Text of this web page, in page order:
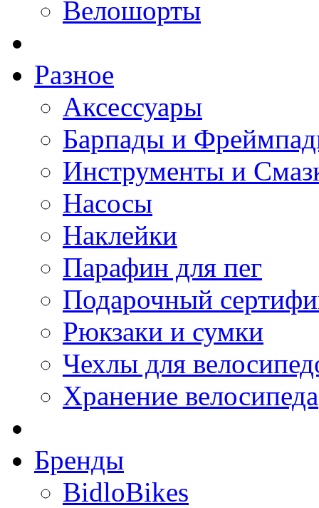
Велошорты
Разное
Аксессуары
Барпады и
Инструменты и
Насосы
Наклейки
Парафин для пег
Подарочный
Рюкзаки и сумки
Чехлы для
Хранение велосипеда
Бренды
BidloBikes